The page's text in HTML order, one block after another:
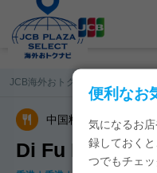
便利なお
気になるお
録しておく
つでもチェッ
JCB海外おトクナビ
中国料理 広東料理
Di Fu Louの